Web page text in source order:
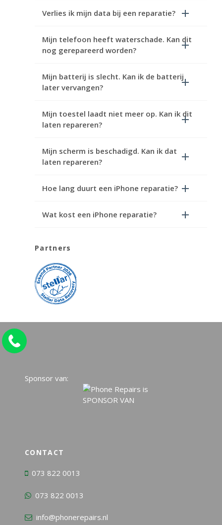
Verlies ik mijn data bij een reparatie?
Mijn telefoon heeft waterschade. Kan dit
nog gerepareerd worden?
Mijn batterij is slecht. Kan ik de batterij
later vervangen?
Mijn toestel laadt niet meer op. Kan ik dit
laten repareren?
Mijn scherm is beschadigd. Kan ik dat
laten repareren?
Hoe lang duurt een iPhone reparatie?
Wat kost een iPhone reparatie?
Partners
Sponsor van:
CONTACT
073 822 0013
073 822 0013
info@phonerepairs.nl